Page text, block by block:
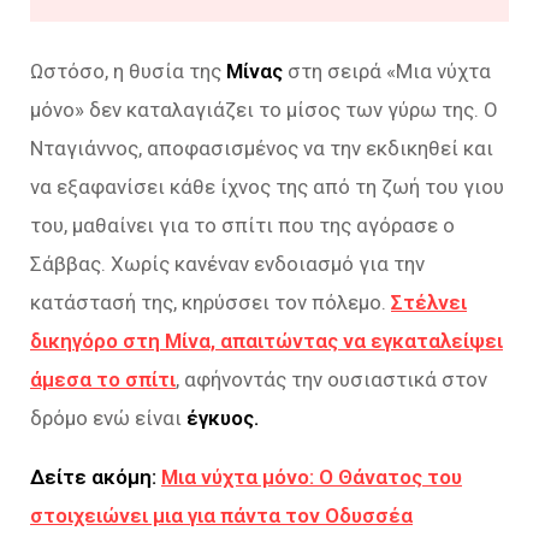
Ωστόσο, η θυσία της Μίνας στη σειρά «Μια νύχτα
μόνο» δεν καταλαγιάζει το μίσος των γύρω της. Ο
Νταγιάννος, αποφασισμένος να την εκδικηθεί και
να εξαφανίσει κάθε ίχνος της από τη ζωή του γιου
του, μαθαίνει για το σπίτι που της αγόρασε ο
Σάββας. Χωρίς κανέναν ενδοιασμό για την
κατάστασή της, κηρύσσει τον πόλεμο. Στέλνει
δικηγόρο στη Μίνα, απαιτώντας να εγκαταλείψει
άμεσα το σπίτι, αφήνοντάς την ουσιαστικά στον
δρόμο ενώ είναι έγκυος.
Δείτε ακόμη: Μια νύχτα μόνο: Ο Θάνατος του
στοιχειώνει μια για πάντα τον Οδυσσέα